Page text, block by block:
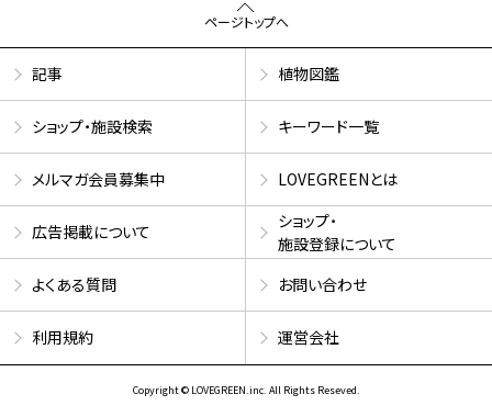
ページトップへ
記事 植物図鑑
ショップ・施設検索 キーワード一覧
メルマガ会員募集中 LOVEGREENとは
広告掲載について
ショップ・
施設登録について
よくある質問
お問い合わせ
利用規約 運営会社
Copyright © LOVEGREEN.inc. All Rights Reseved.